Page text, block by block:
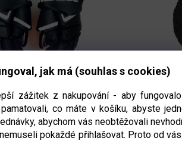
jak má (souhlas s cookies)
zážitek z nakupování - aby fungovalo
co máte v košíku, abyste
abychom vás neobtěžovali
pokaždé přihlašovat. Proto od
rukavice Winnwell AMP
senior
Ihned k odeslání (>5 ks)
Hokejové
700 SR